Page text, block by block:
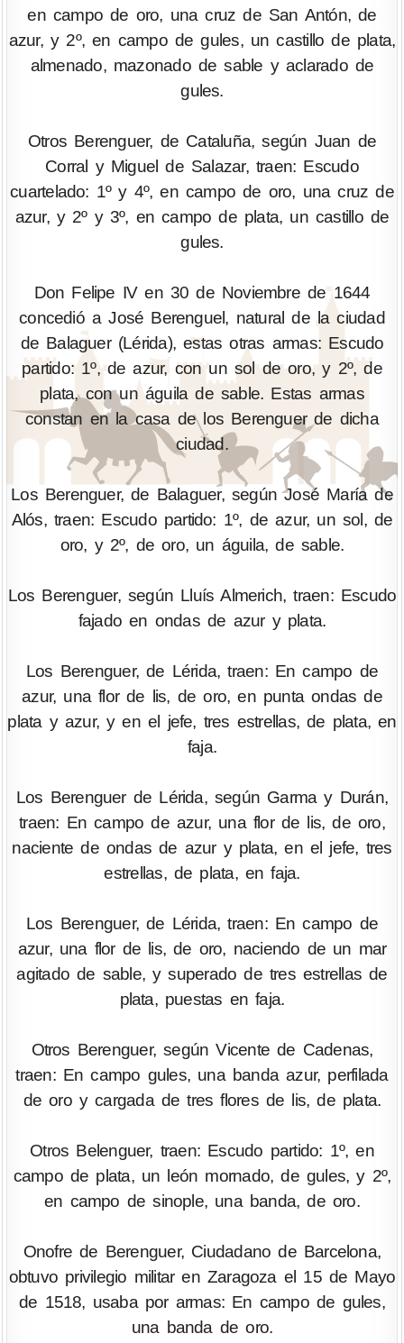
en campo de oro, una cruz de San Antón, de
azur, y 2º, en campo de gules, un castillo de plata,
almenado, mazonado de sable y aclarado de
gules.
Otros Berenguer, de Cataluña, según Juan de
Corral y Miguel de Salazar, traen: Escudo
cuartelado: 1º y 4º, en campo de oro, una cruz de
azur, y 2º y 3º, en campo de plata, un castillo de
gules.
Don Felipe IV en 30 de Noviembre de 1644
concedió a José Berenguel, natural de la ciudad
de Balaguer (Lérida), estas otras armas: Escudo
partido: 1º, de azur, con un sol de oro, y 2º, de
plata, con un águila de sable. Estas armas
constan en la casa de los Berenguer de dicha
ciudad.
Los Berenguer, de Balaguer, según José María de
Alós, traen: Escudo partido: 1º, de azur, un sol, de
oro, y 2º, de oro, un águila, de sable.
Los Berenguer, según Lluís Almerich, traen: Escudo
fajado en ondas de azur y plata.
Los Berenguer, de Lérida, traen: En campo de
azur, una flor de lis, de oro, en punta ondas de
plata y azur, y en el jefe, tres estrellas, de plata, en
faja.
Los Berenguer de Lérida, según Garma y Durán,
traen: En campo de azur, una flor de lis, de oro,
naciente de ondas de azur y plata, en el jefe, tres
estrellas, de plata, en faja.
Los Berenguer, de Lérida, traen: En campo de
azur, una flor de lis, de oro, naciendo de un mar
agitado de sable, y superado de tres estrellas de
plata, puestas en faja.
Otros Berenguer, según Vicente de Cadenas,
traen: En campo gules, una banda azur, perfilada
de oro y cargada de tres flores de lis, de plata.
Otros Belenguer, traen: Escudo partido: 1º, en
campo de plata, un león mornado, de gules, y 2º,
en campo de sinople, una banda, de oro.
Onofre de Berenguer, Ciudadano de Barcelona,
obtuvo privilegio militar en Zaragoza el 15 de Mayo
de 1518, usaba por armas: En campo de gules,
una banda de oro.